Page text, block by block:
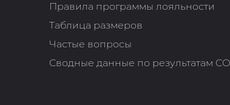
Правила программы лояльности
Таблица размеров
Частые вопросы
Сводные данные по результатам